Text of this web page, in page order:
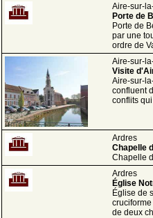
Aire-sur-
Porte de
Porte de
par une
ordre de
Aire-sur-
Visite
Aire-sur-
confluent
conflits qui
Ardres
Chapelle
Chapelle
Ardres
Église
Église de
de deux